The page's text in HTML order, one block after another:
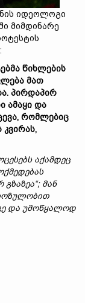
იდეოლოგი
მიმდინარე
წიხლების
მათ
პირდაპირ
ამაყი და
რომლებიც
კვირას,
აქამდეც
გზაზეა“; მან
და უმოწყალოდ